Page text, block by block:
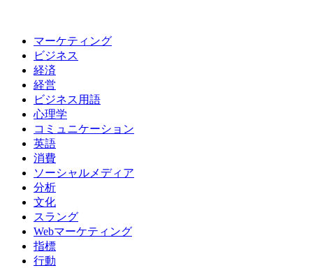
マーケティング
ビジネス
経済
経営
ビジネス用語
心理学
コミュニケーション
英語
消費
ソーシャルメディア
分析
文化
スラング
Webマーケティング
指標
行動